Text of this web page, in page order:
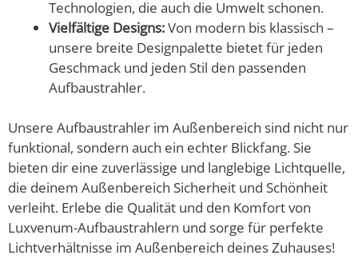
Technologien, die auch die Umwelt schonen.
Vielfältige Designs:Von modern bis klassisch –
unsere breite Designpalette bietet für jeden
Geschmack und jeden Stil den passenden
Aufbaustrahler.
Unsere Aufbaustrahler im Außenbereich sind nicht nur
funktional, sondern auch ein echter Blickfang. Sie
bieten dir eine zuverlässige und langlebige Lichtquelle,
die deinem Außenbereich Sicherheit und Schönheit
verleiht. Erlebe die Qualität und den Komfort von
Luxvenum-Aufbaustrahlern und sorge für perfekte
Lichtverhältnisse im Außenbereich deines Zuhauses!